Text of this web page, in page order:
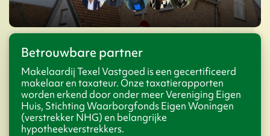
Betrouwbare partner
Makelaardij Texel Vastgoed is een gecertificeerd
makelaar en taxateur. Onze taxatierapporten
worden erkend door onder meer Vereniging Eigen
Huis, Stichting Waarborgfonds Eigen Woningen
(verstrekker NHG) en belangrijke
hypotheekverstrekkers.